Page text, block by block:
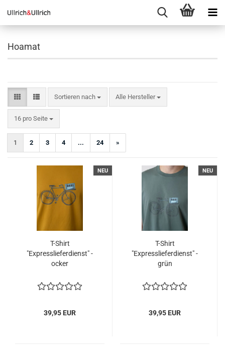
Hoamat
Sortieren nach
Sortieren nach Alle Hersteller
16 pro Seite
pro Seite
1 2 3 4 ... 24 »
NEU
T-Shirt
"Expresslieferdienst" -
ocker
39,95 EUR
NEU
T-Shirt
"Expresslieferdienst" -
grün
39,95 EUR